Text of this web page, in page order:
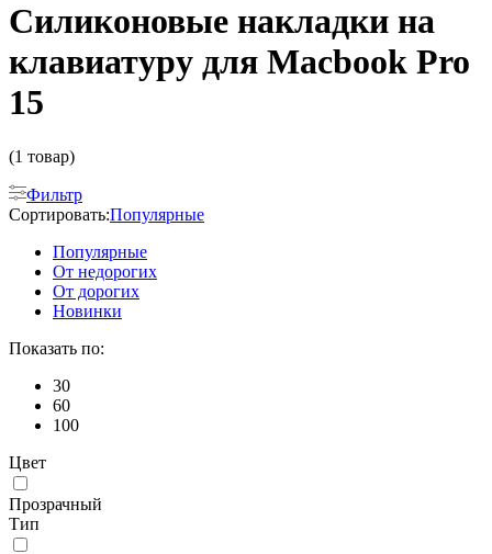
Силиконовые накладки на
клавиатуру для Macbook Pro
15
(1 товар)
Фильтр
Сортировать:Популярные
Популярные
От недорогих
От дорогих
Новинки
Показать по:
30
60
100
Цвет
Прозрачный
Тип